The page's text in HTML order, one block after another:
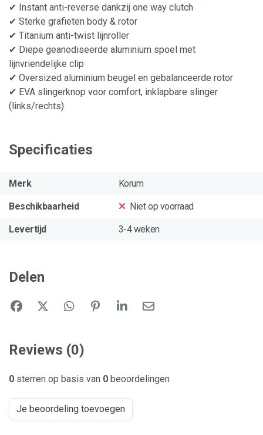
✔ Instant anti-reverse dankzij one way clutch
✔ Sterke grafieten body & rotor
✔ Titanium anti-twist lijnroller
✔ Diepe geanodiseerde aluminium spoel met
lijnvriendelijke clip
✔ Oversized aluminium beugel en gebalanceerde rotor
✔ EVA slingerknop voor comfort, inklapbare slinger
(links/rechts)
Specificaties
Merk Korum
Beschikbaarheid Niet op voorraad
Levertijd 3-4 weken
Delen
Reviews (0)
0 sterren op basis van 0 beoordelingen
Je beoordeling toevoegen